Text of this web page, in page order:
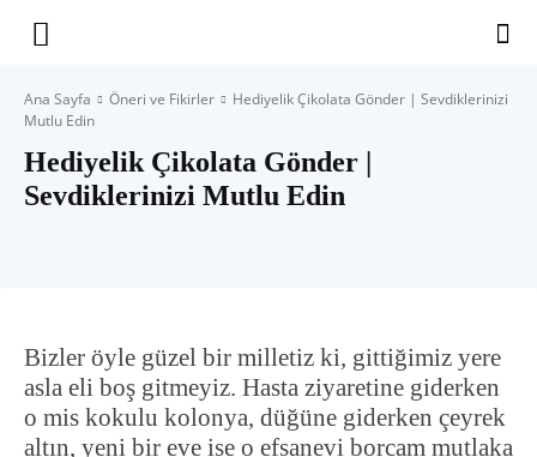
Yaşam
Ana Sayfa Öneri ve Fikirler
Hediyelik Çikolata Gönder | Sevdiklerinizi
Mutlu Edin
Hediyelik Çikolata Gönder |
Sevdiklerinizi Mutlu Edin
Bizler öyle güzel bir milletiz ki, gittiğimiz yere
asla eli boş gitmeyiz. Hasta ziyaretine giderken
o mis kokulu kolonya, düğüne giderken çeyrek
altın, yeni bir eve ise o efsanevi borcam mutlaka